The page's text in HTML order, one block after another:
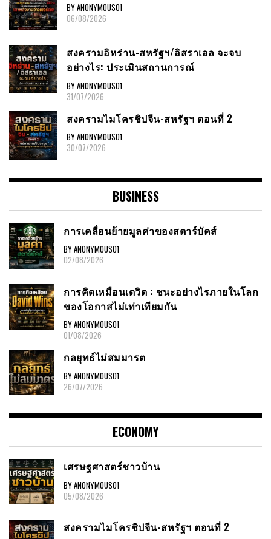
BY ANONYMOUS01
06/08/2026
สงครามอิหร่าน-สหรัฐฯ/อิสราเอล จะจบ
อย่างไร: ประเมินสถานการณ์
BY ANONYMOUS01
31/07/2026
สงครามไมโครชิปจีน-สหรัฐฯ ตอนที่ 2
BY ANONYMOUS01
30/07/2026
BUSINESS
การเคลื่อนย้ายมูลค่าของสตาร์บัคส์
BY ANONYMOUS01
02/08/2026
การคิดเหมือนเดวิด : ชนะอย่างไรภายในโลก
ของโอกาสไม่เท่าเทียมกัน
BY ANONYMOUS01
01/08/2026
กลยุทธ์ไม่สมมารต
BY ANONYMOUS01
26/07/2026
ECONOMY
เศรษฐศาสตร์ชาวบ้าน
BY ANONYMOUS01
05/08/2026
สงครามไมโครชิปจีน-สหรัฐฯ ตอนที่ 2